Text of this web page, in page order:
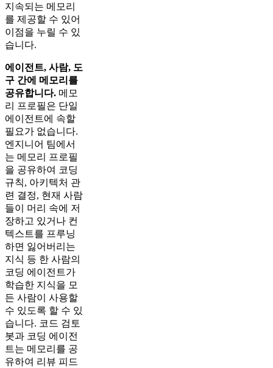
지속되는 메모리
를 제공할 수 있어
이점을 누릴 수 있
습니다.
에이전트, 사람, 도
구 간에 메모리를
공유합니다. 메모
리 프로필은 단일
에이전트에 속할
필요가 없습니다.
엔지니어 팀에서
는 메모리 프로필
을 공유하여 코딩
규칙, 아키텍처 관
련 결정, 현재 사람
들이 머리 속에 저
장하고 있거나 컨
텍스트를 프루닝
하면 잃어버리는
지식 등 한 사람의
코딩 에이전트가
학습한 지식을 모
든 사람이 사용할
수 있도록 할 수 있
습니다. 코드 검토
봇과 코딩 에이전
트는 메모리를 공
유하여 리뷰 피드